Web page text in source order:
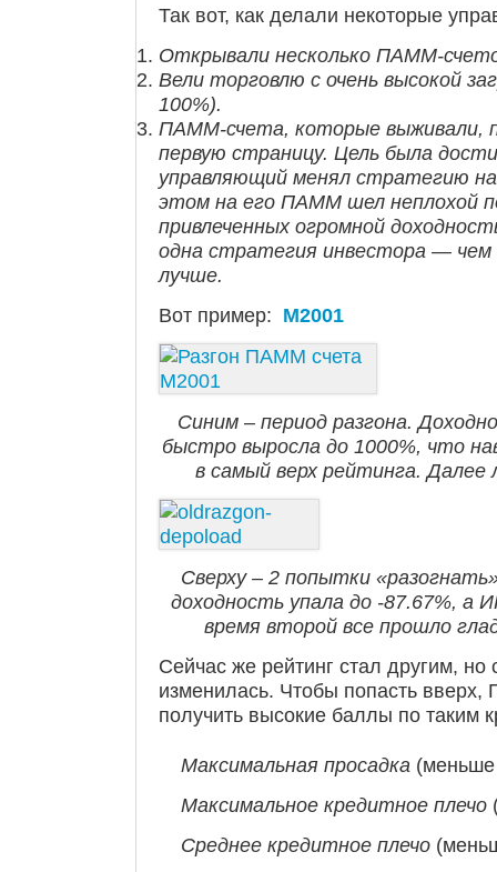
Так вот, как делали некоторые
Открывали несколько ПАММ-
Вели торговлю с очень высокой
100%).
ПАММ-счета, которые выживали,
первую страницу. Цель была
управляющий менял стратегию
этом на его ПАММ шел неплохой
привлеченных огромной
одна стратегия инвестора —
лучше.
Вот пример: M2001
Синим – период разгона.
быстро выросла до 1000%, что
в самый верх рейтинга. Далее
Сверху – 2 попытки
доходность упала до -87.67%, а
время второй все прошло
Сейчас же рейтинг стал другим, но
изменилась. Чтобы попасть
получить высокие баллы по таким
Максимальная просадка
Максимальное кредитное плечо
Среднее кредитное плечо